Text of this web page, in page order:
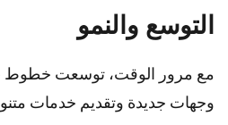
التوسع والنمو
مع مرور الوقت، توسعت خطوط
وجهات جديدة وتقديم خدمات